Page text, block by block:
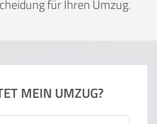
für Ihren Umzug.
MEIN UMZUG?